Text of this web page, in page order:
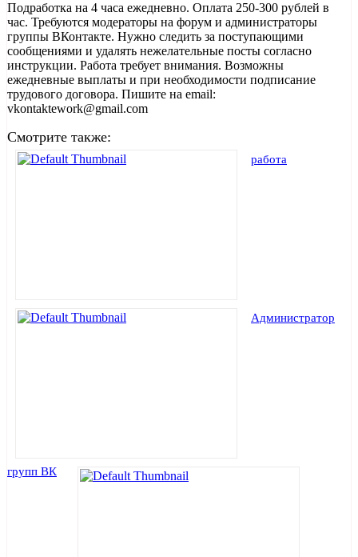
Подработка на 4 часа ежедневно. Оплата 250-300 рублей в
час. Требуются модераторы на форум и администраторы
группы ВКонтакте. Нужно следить за поступающими
сообщениями и удалять нежелательные посты согласно
инструкции. Работа требует внимания. Возможны
ежедневные выплаты и при необходимости подписание
трудового договора. Пишите на email:
vkontaktework@gmail.com
Смотрите также:
работа
Администратор
групп ВК